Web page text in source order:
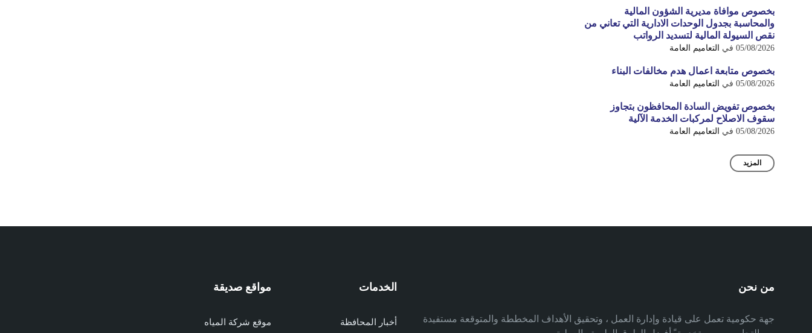
بخصوص موافاة مديرية الشؤون المالية
والمحاسبة بجدول الوحدات الادارية التي تعاني من
نقص السيولة المالية لتسديد الرواتب
05/08/2026 في التعاميم العامة
بخصوص متابعة اعمال هدم مخالفات البناء
05/08/2026 في التعاميم العامة
بخصوص تفويض السادة المحافظون بتجاوز
سقوف الاصلاح لمركبات الخدمة الآلية
05/08/2026 في التعاميم العامة
المزيد
من نحن
جهة حكومية تعمل على قيادة وإدارة العمل ، وتحقيق الأهداف المخططة والمتوقعة مستفيدة
الخدمات
أخبار المحافظة
مواقع صديقة
موقع شركة المياه